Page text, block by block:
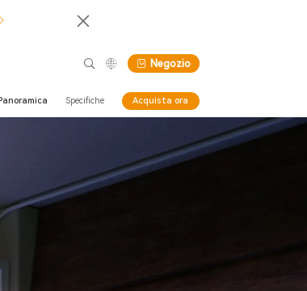
Negozio
Panoramica Specifiche Acquista ora